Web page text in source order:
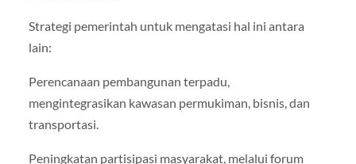
Strategi pemerintah untuk mengatasi hal ini antara
lain:
Perencanaan pembangunan terpadu,
mengintegrasikan kawasan permukiman, bisnis, dan
transportasi.
Peningkatan partisipasi masyarakat, melalui forum